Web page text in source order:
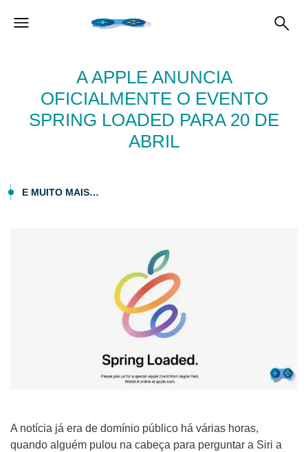
A APPLE ANUNCIA
OFICIALMENTE O EVENTO
SPRING LOADED PARA 20 DE
ABRIL
E MUITO MAIS…
A notícia já era de domínio público há várias horas,
quando alguém pulou na cabeça para perguntar a Siri a